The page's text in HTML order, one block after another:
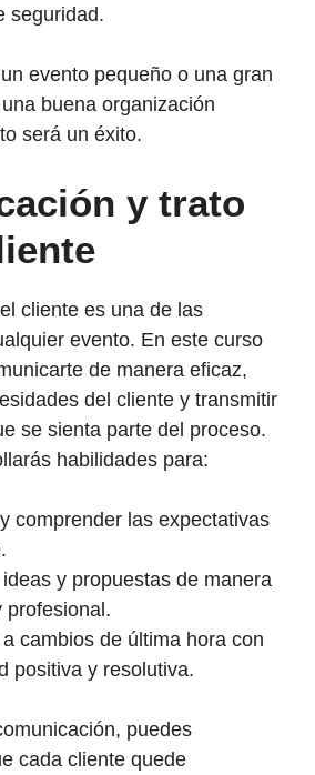
seguridad.
evento pequeño o una gran
buena organización
será un éxito.
y trato
cliente es una de las
evento. En este curso
de manera eficaz,
del cliente y transmitir
se sienta parte del proceso.
habilidades para:
comprender las expectativas
y propuestas de manera
profesional.
cambios de última hora con
positiva y resolutiva.
puedes
cada cliente quede